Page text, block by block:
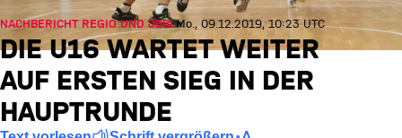
NACHBERICHT REGIO UND JBBLMo., 09.12.2019, 10:23 UTC
DIE U16 WARTET WEITER
AUF ERSTEN SIEG IN DER
HAUPTRUNDE